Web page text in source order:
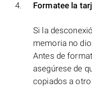
Formatee la
Si la
memoria no
Antes de
asegúrese de
copiados a